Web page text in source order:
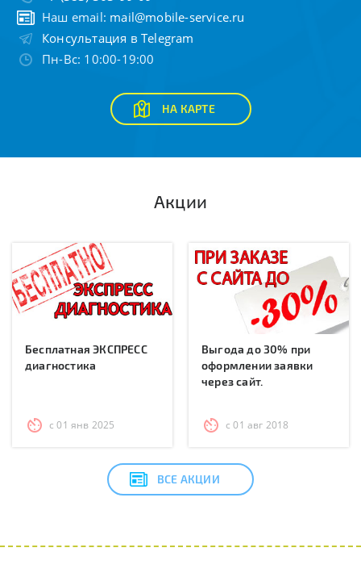
Наш email: mail@mobile-service.ru
Консультация в Telegram
Пн-Вс: 10:00-19:00
НА КАРТЕ
Акции
Бесплатная ЭКСПРЕСС
диагностика
с 01 янв 2025
Выгода до 30% при
оформлении заявки
через сайт.
с 01 авг 2018
ВСЕ АКЦИИ